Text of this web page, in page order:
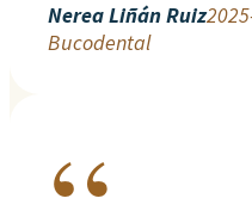
Nerea Liñán Ruiz
Bucodental